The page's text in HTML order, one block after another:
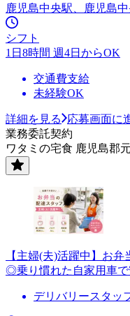
鹿児島中央駅、鹿児島
シフト
1日8時間 週4日からOK
交通費支給
未経験OK
詳細を見る
応募画面に
業務委託契約
ワタミの宅食 鹿児島郡
【主婦(夫)活躍中】お
◎乗り慣れた自家用車で
デリバリースタッ